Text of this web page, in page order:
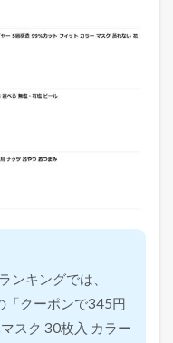
ンキングでは、
クーポンで345円
スク 30枚入 カラー